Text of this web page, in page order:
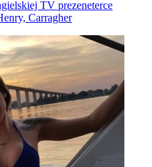
TV prezeneterce
Carragher